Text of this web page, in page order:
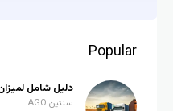
Popular
دليل شامل
سنتين AGO